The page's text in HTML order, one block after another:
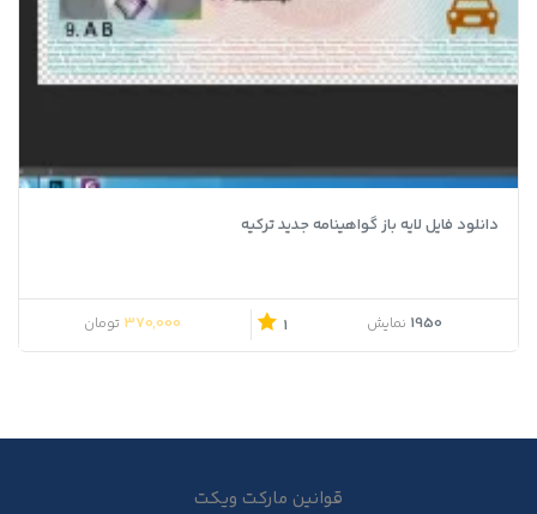
دانلود فایل لایه باز گواهینامه جدید ترکیه
1950 نمایش 1 قیمت اصلی 500,000 تومان بود.
370,000 تومان
قوانین مارکت ویکت